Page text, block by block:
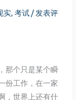
实 ,考试 / 发表评
那个只是某个瞬
份工作，在一家
，世界上还有什